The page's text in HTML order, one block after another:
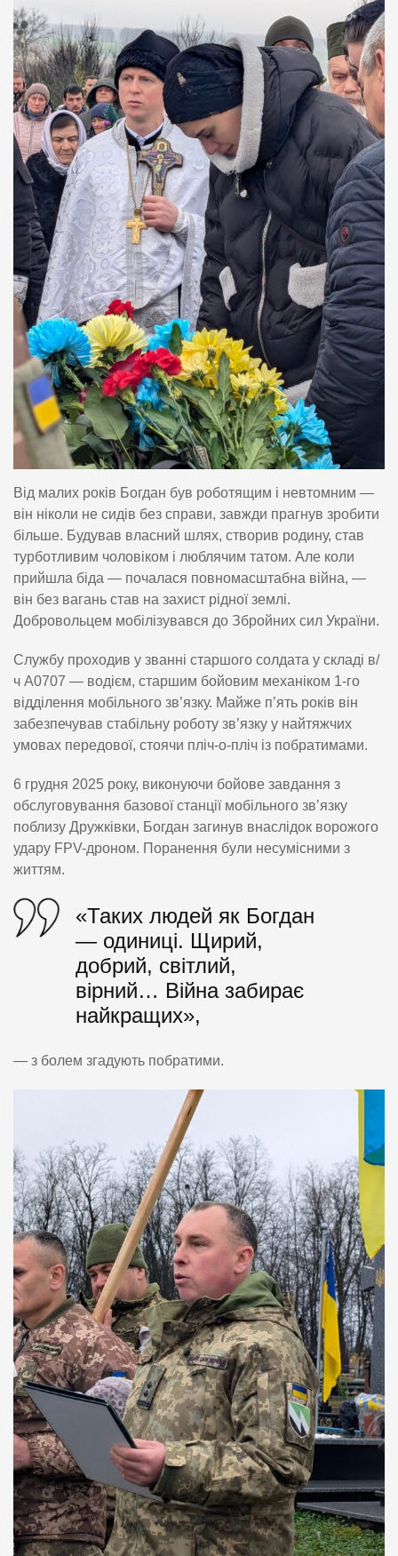
Від малих років Богдан був роботящим і невтомним —
він ніколи не сидів без справи, завжди прагнув зробити
більше. Будував власний шлях, створив родину, став
турботливим чоловіком і люблячим татом. Але коли
прийшла біда — почалася повномасштабна війна, —
він без вагань став на захист рідної землі.
Добровольцем мобілізувався до Збройних сил України.
Службу проходив у званні старшого солдата у складі в/
ч А0707 — водієм, старшим бойовим механіком 1-го
відділення мобільного зв’язку. Майже п’ять років він
забезпечував стабільну роботу зв’язку у найтяжчих
умовах передової, стоячи пліч-о-пліч із побратимами.
6 грудня 2025 року, виконуючи бойове завдання з
обслуговування базової станції мобільного зв’язку
поблизу Дружківки, Богдан загинув внаслідок ворожого
удару FPV-дроном. Поранення були несумісними з
життям.
«Таких людей як Богдан
— одиниці. Щирий,
добрий, світлий,
вірний… Війна забирає
найкращих»,
— з болем згадують побратими.